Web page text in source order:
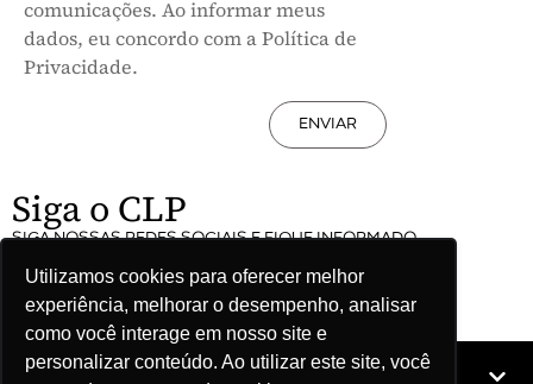
Utilizamos cookies para oferecer melhor
experiência, melhorar o desempenho, analisar
como você interage em nosso site e
personalizar conteúdo. Ao utilizar este site, você
comunicações. Ao informar meus
dados, eu concordo com a Política de
Privacidade.
ENVIAR
Siga o CLP
SIGA NOSSAS REDES SOCIAIS E FIQUE INFORMADO